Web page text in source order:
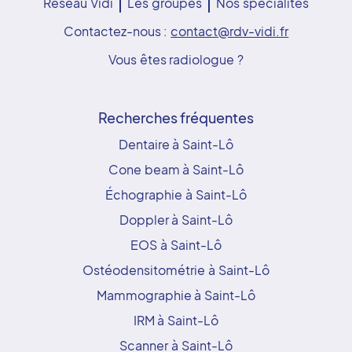
Contactez-nous : contact@rdv-vidi.fr
Vous êtes radiologue ?
Recherches fréquentes
Dentaire à Saint-Lô
Cone beam à Saint-Lô
Échographie à Saint-Lô
Doppler à Saint-Lô
EOS à Saint-Lô
Ostéodensitométrie à Saint-Lô
Mammographie à Saint-Lô
IRM à Saint-Lô
Scanner à Saint-Lô